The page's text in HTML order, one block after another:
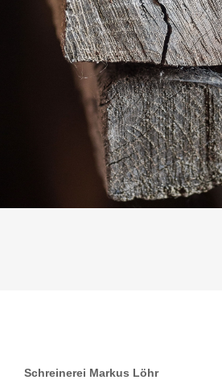
Schreinerei Markus Löhr